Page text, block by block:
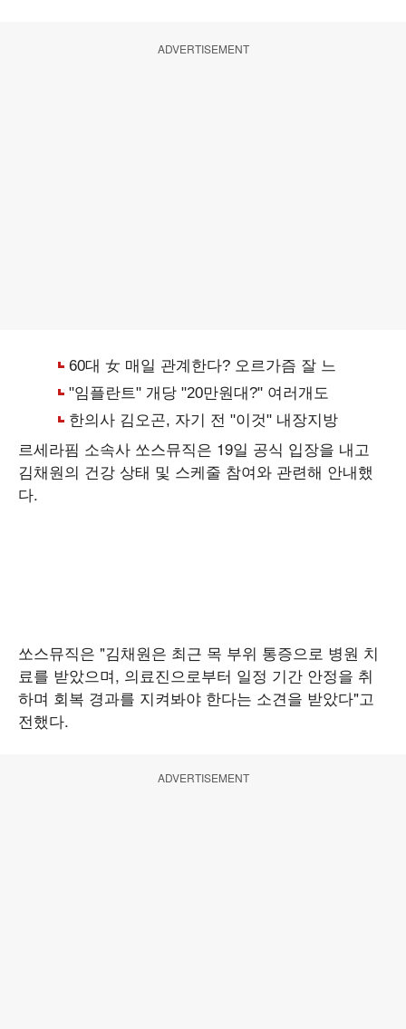
ADVERTISEMENT
르세라핌 소속사 쏘스뮤직은 19일 공식 입장을 내고
김채원의 건강 상태 및 스케줄 참여와 관련해 안내했
다.
쏘스뮤직은 "김채원은 최근 목 부위 통증으로 병원 치
료를 받았으며, 의료진으로부터 일정 기간 안정을 취
하며 회복 경과를 지켜봐야 한다는 소견을 받았다"고
전했다.
ADVERTISEMENT